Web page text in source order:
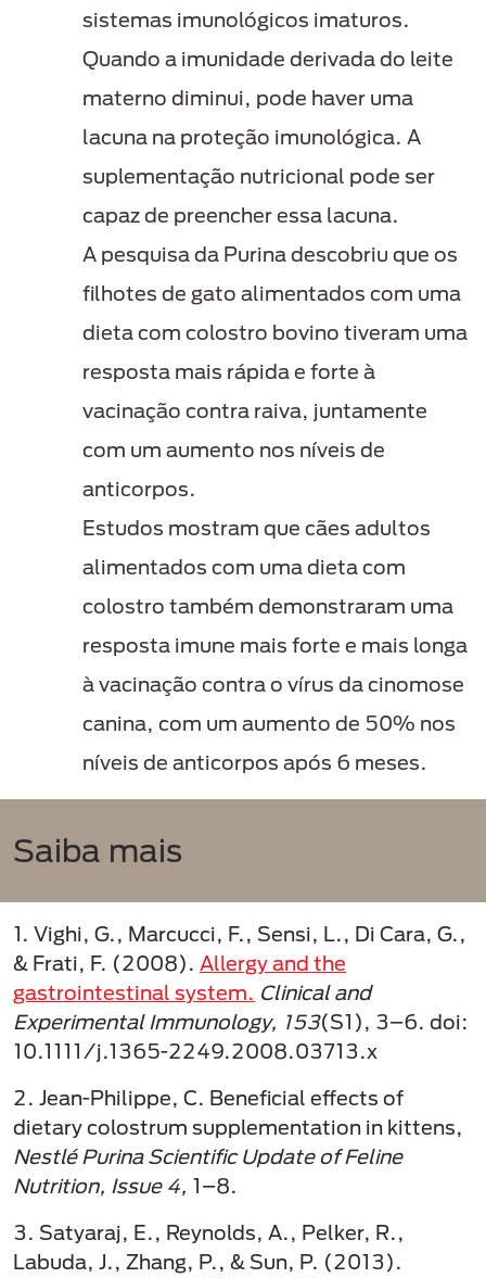
sistemas imunológicos imaturos.
Quando a imunidade derivada do leite
materno diminui, pode haver uma
lacuna na proteção imunológica. A
suplementação nutricional pode ser
capaz de preencher essa lacuna.
A pesquisa da Purina descobriu que os
filhotes de gato alimentados com uma
dieta com colostro bovino tiveram uma
resposta mais rápida e forte à
vacinação contra raiva, juntamente
com um aumento nos níveis de
anticorpos.
Estudos mostram que cães adultos
alimentados com uma dieta com
colostro também demonstraram uma
resposta imune mais forte e mais longa
à vacinação contra o vírus da cinomose
canina, com um aumento de 50% nos
níveis de anticorpos após 6 meses.
Saiba mais
1. Vighi, G., Marcucci, F., Sensi, L., Di Cara, G.,
& Frati, F. (2008). Allergy and the
gastrointestinal system. Clinical and
Experimental Immunology, 153(S1), 3–6. doi:
10.1111/j.1365-2249.2008.03713.x
2. Jean-Philippe, C. Beneficial effects of
dietary colostrum supplementation in kittens,
Nestlé Purina Scientific Update of Feline
Nutrition, Issue 4, 1–8.
3. Satyaraj, E., Reynolds, A., Pelker, R.,
Labuda, J., Zhang, P., & Sun, P. (2013).